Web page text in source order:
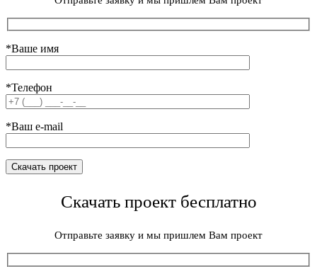
*Ваше имя
*Телефон
*Ваш e-mail
Скачать проект бесплатно
Отправьте заявку и мы пришлем Вам проект